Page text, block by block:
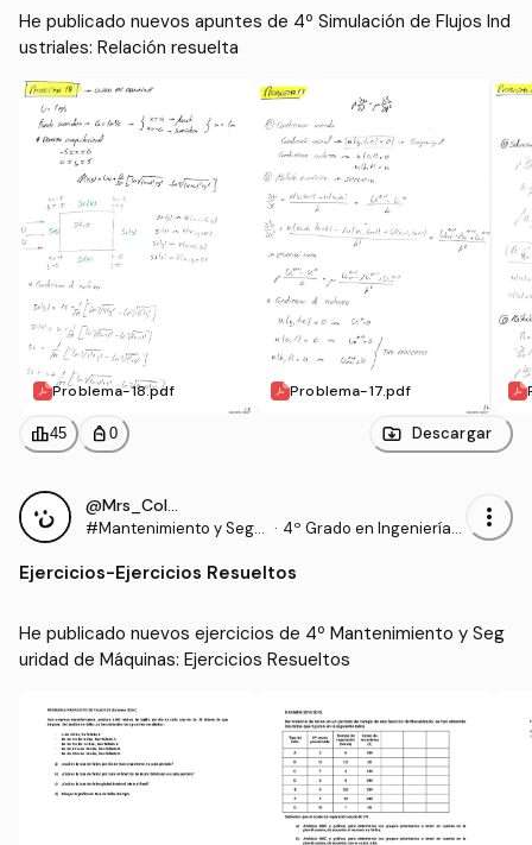
He publicado nuevos apuntes de 4º Simulación de Flujos Ind
ustriales: Relación resuelta
Problema-18.pdf Problema-17.pdf
leaderboard45 personal_bag 0 Descargar
@Mrs_Colebrook
#Mantenimiento y Segu · 4º Grado en Ingeniería
more_vert
Ejercicios-Ejercicios Resueltos
He publicado nuevos ejercicios de 4º Mantenimiento y Seg
uridad de Máquinas: Ejercicios Resueltos